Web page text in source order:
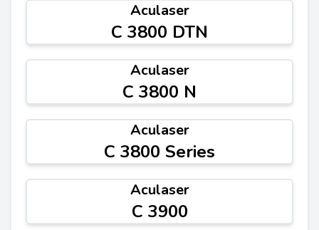
Aculaser
C 3800 DTN
Aculaser
C 3800 N
Aculaser
C 3800 Series
Aculaser
C 3900